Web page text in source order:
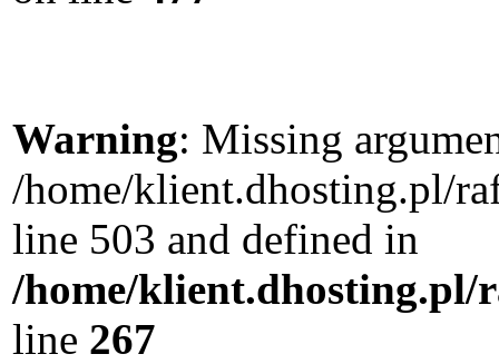
Warning: Missing
/home/klient.dhosting.pl/
line 503 and defined in
/home/klient.dhosting.pl/
line 267